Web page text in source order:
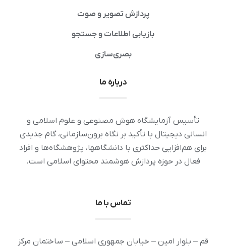
پردازش تصویر و صوت
بازیابی اطلاعات و جستجو
بصری‌سازی
درباره ما
تأسیس آزمایشگاه هوش مصنوعی و علوم اسلامی و
انسانی دیجیتال با تأکید بر نگاه برون‌سازمانی، گام جدیدی
برای هم‌افزایی حداکثری با دانشگاهها، پژوهشگاه‌ها و افراد
فعال در حوزه پردازش هوشمند محتوای اسلامی است.
تماس با ما
قم – بلوار امین – خیابان جمهوری اسلامی – ساختمان مرکز